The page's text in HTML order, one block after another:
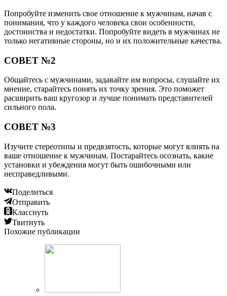
Попробуйте изменить свое отношение к мужчинам, начав с
понимания, что у каждого человека свои особенности,
достоинства и недостатки. Попробуйте видеть в мужчинах не
только негативные стороны, но и их положительные качества.
СОВЕТ №2
Общайтесь с мужчинами, задавайте им вопросы, слушайте их
мнение, старайтесь понять их точку зрения. Это поможет
расширить ваш кругозор и лучше понимать представителей
сильного пола.
СОВЕТ №3
Изучите стереотипы и предвзятость, которые могут влиять на
ваше отношение к мужчинам. Постарайтесь осознать, какие
установки и убеждения могут быть ошибочными или
несправедливыми.
Поделиться
Отправить
Класснуть
Твитнуть
Похожие публикации